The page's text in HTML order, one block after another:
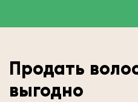
Продать
выгодно